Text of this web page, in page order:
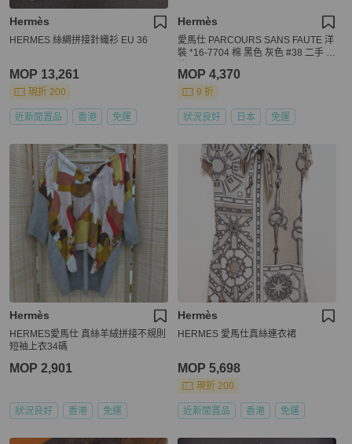
Hermès
HERMES 絲綢拼接針織衫 EU 36
MOP 13,261
現折 200
近新閒置品 香港 免運
Hermès
愛馬仕 PARCOURS SANS FAUTE 洋
裝 *16-7704 棉 黑色 灰色 #38 二手 女
MOP 4,370
9 折
狀況良好 日本 免運
Hermès
HERMES愛馬仕 真絲羊絨拼接不規則
短袖上衣34碼
MOP 2,901
狀況良好 香港 免運
Hermès
HERMES 愛馬仕真絲連衣裙
MOP 5,698
現折 200
近新閒置品 香港 免運